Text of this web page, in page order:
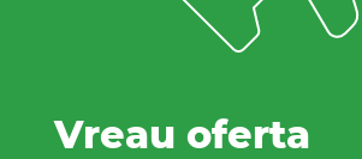
Vreau oferta